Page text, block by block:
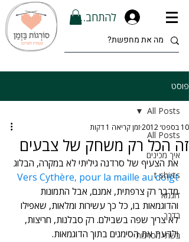
להתחברות
פוסט
All Posts
איך מכינים
t shirts
דוגמא
בדרך
בשתי מסרגות
All Posts
זה הכל רק משחק של צבעים
10 בספט׳ 2012 זמן קריאה 1 דקות
את הצעיף של סרדנה גיליתי לא במקרה, הבלוג
Vers Cythère, pour la maille au doigt
מדבר רק צרפתית, אמנם, אבל התמונות
והדוגמאות בו, כל כך עשירות ומלאות, שאפילו
לא צריך שפה בשבילם. רק סבלנות, חריצות,
ולדעת את הסימנים בתוך הדוגמאות.